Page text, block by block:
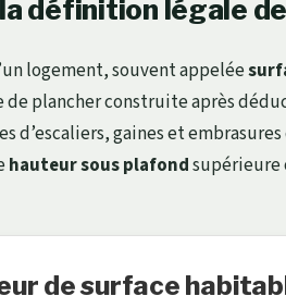
définition légale
logement, souvent appelée
de plancher construite après
d’escaliers, gaines et
hauteur sous plafondsupérieure
de surface